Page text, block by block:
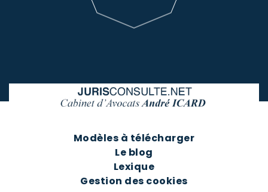
Modèles à télécharger
Le blog
Lexique
Gestion des cookies